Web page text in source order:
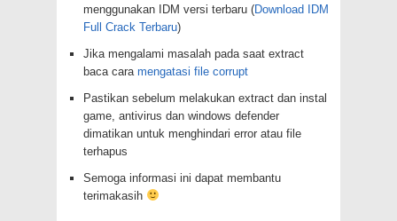
menggunakan IDM versi terbaru (Download IDM
Full Crack Terbaru)
Jika mengalami masalah pada saat extract
baca cara mengatasi file corrupt
Pastikan sebelum melakukan extract dan instal
game, antivirus dan windows defender
dimatikan untuk menghindari error atau file
terhapus
Semoga informasi ini dapat membantu
terimakasih